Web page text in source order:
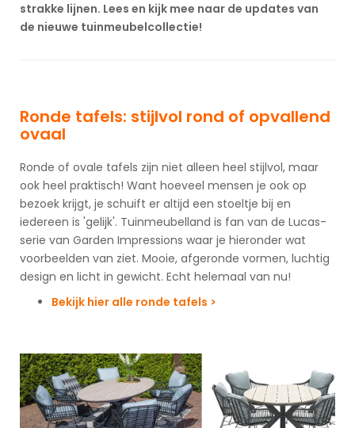
strakke lijnen. Lees en kijk mee naar de updates van
de nieuwe tuinmeubelcollectie!
Ronde tafels: stijlvol rond of opvallend
ovaal
Ronde of ovale tafels zijn niet alleen heel stijlvol, maar
ook heel praktisch! Want hoeveel mensen je ook op
bezoek krijgt, je schuift er altijd een stoeltje bij en
iedereen is 'gelijk'. Tuinmeubelland is fan van de Lucas-
serie van Garden Impressions waar je hieronder wat
voorbeelden van ziet. Mooie, afgeronde vormen, luchtig
design en licht in gewicht. Echt helemaal van nu!
Bekijk hier alle ronde tafels >